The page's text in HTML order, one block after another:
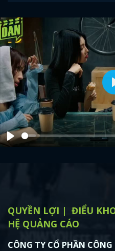
Play
QUYỀN LỢI ĐIỂU
HỆ QUẢNG CÁO
CÔNG TY CỔ PHẦN